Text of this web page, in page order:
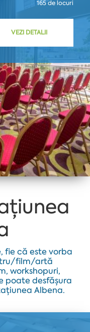
165 de locuri
VEZI DETALII
fie că este vorba
film/artă
workshopuri,
poate desfășura
Albena.